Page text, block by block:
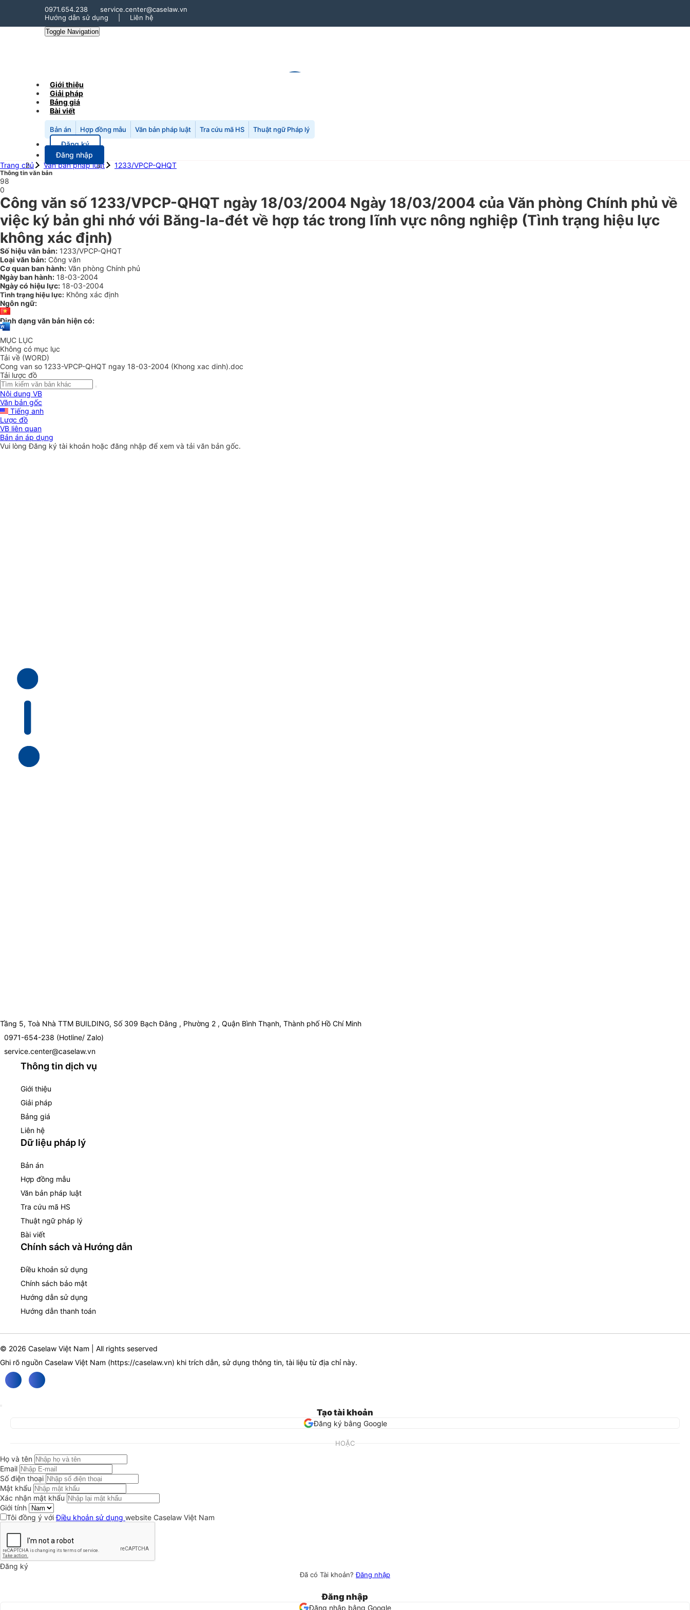
0971.654.238
service.center@caselaw.vn
Hướng dẫn sử dụng
Liên hệ
Toggle Navigation
Giới thiệu
Giải pháp
Bảng giá
Bài viết
Bản án Hợp đồng mẫu Văn bản pháp luật Tra cứu mã HS Thuật ngữ Pháp lý
Đăng ký
Đăng nhập
Trang chủ
Văn bản pháp luật 1233/VPCP-QHQT
Thông tin văn bản
98
0
Công văn số 1233/VPCP-QHQT ngày 18/03/2004 Ngày 18/03/2004 của Văn phòng Chính phủ về
việc ký bản ghi nhớ với Băng-la-đét về hợp tác trong lĩnh vực nông nghiệp (Tình trạng hiệu lực
không xác định)
Số hiệu văn bản: 1233/VPCP-QHQT
Loại văn bản: Công văn
Cơ quan ban hành: Văn phòng Chính phủ
Ngày ban hành: 18-03-2004
Ngày có hiệu lực: 18-03-2004
Tình trạng hiệu lực: Không xác định
Ngôn ngữ:
Định dạng văn bản hiện có:
MỤC LỤC
Không có mục lục
Tải về (WORD)
Cong van so 1233-VPCP-QHQT ngay 18-03-2004 (Khong xac dinh).doc
Tải lược đồ
Nội dung VB
Văn bản gốc
Tiếng anh
Lược đồ
VB liên quan
Bản án áp dụng
Vui lòngĐăng ký tài khoản hoặc đăng nhập để xem và tải văn bản gốc.
Tầng 5, Toà Nhà TTM BUILDING, Số 309 Bạch Đằng , Phường 2 , Quận Bình Thạnh, Thành phố Hồ Chí Minh
0971-654-238 (Hotline/ Zalo)
service.center@caselaw.vn
Thông tin dịch vụ
Giới thiệu
Giải pháp
Bảng giá
Liên hệ
Dữ liệu pháp lý
Bản án
Hợp đồng mẫu
Văn bản pháp luật
Tra cứu mã HS
Thuật ngữ pháp lý
Bài viết
Chính sách và Hướng dẫn
Điều khoản sử dụng
Chính sách bảo mật
Hướng dẫn sử dụng
Hướng dẫn thanh toán
© 2026 Caselaw Việt Nam | All rights seserved
Ghi rõ nguồn Caselaw Việt Nam (https://caselaw.vn) khi trích dẫn, sử dụng thông tin, tài liệu từ địa chỉ này.
Tạo tài khoản
Đăng ký bằng Google
HOẶC
Họ và tên
Email
Số điện thoại
Mật khẩu
Xác nhận mật khẩu
Giới tính
Tôi đồng ý vớiĐiều khoản sử dụng website Caselaw Việt Nam
Đăng ký
Đã có Tài khoản?Đăng nhập
Đăng nhập
Đăng nhập bằng Google